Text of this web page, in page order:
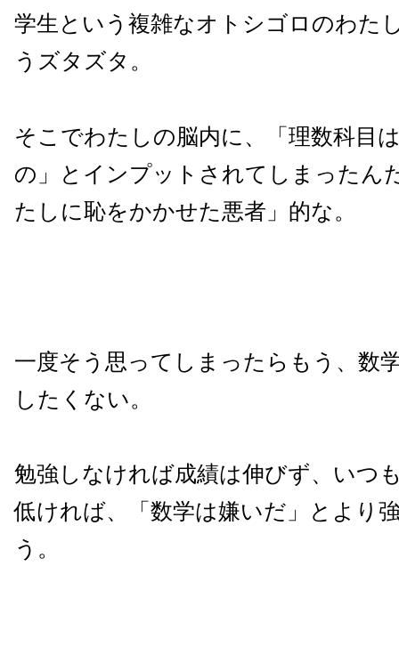
学生という複雑なオトシゴロのわた
うズタズタ。
そこでわたしの脳内に、「理数科目
の」とインプットされてしまったん
たしに恥をかかせた悪者」的な。
一度そう思ってしまったらもう、数
したくない。
勉強しなければ成績は伸びず、いつ
低ければ、「数学は嫌いだ」とより
う。